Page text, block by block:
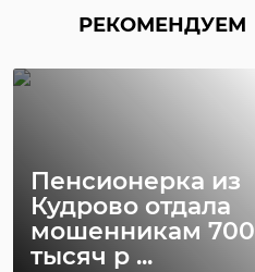
РЕКОМЕНДУЕМ
Пенсионерка из
Кудрово отдала
мошенникам 700
тысяч р ...